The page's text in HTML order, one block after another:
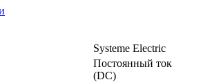
Systeme Electric
Постоянный ток
(DC)